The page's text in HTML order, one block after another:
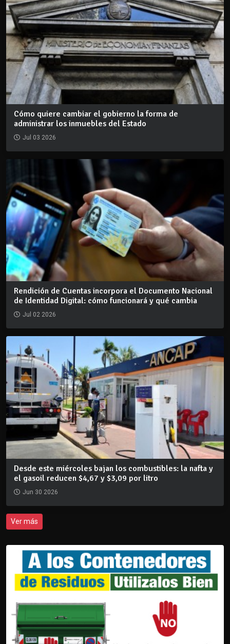
Cómo quiere cambiar el gobierno la forma de
administrar los inmuebles del Estado
Jul 03 2026
Rendición de Cuentas incorpora el Documento Nacional
de Identidad Digital: cómo funcionará y qué cambia
Jul 02 2026
Desde este miércoles bajan los combustibles: la nafta y
el gasoil reducen $4,67 y $3,09 por litro
Jun 30 2026
Ver más